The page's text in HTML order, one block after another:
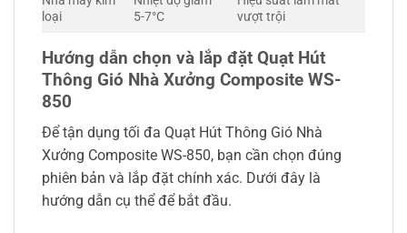
loại
5-7°C
vượt trội
Hướng dẫn chọn và lắp đặt Quạt Hút
Thông Gió Nhà Xưởng Composite WS-
850
Để tận dụng tối đa Quạt Hút Thông Gió Nhà
Xưởng Composite WS-850, bạn cần chọn đúng
phiên bản và lắp đặt chính xác. Dưới đây là
hướng dẫn cụ thể để bắt đầu.